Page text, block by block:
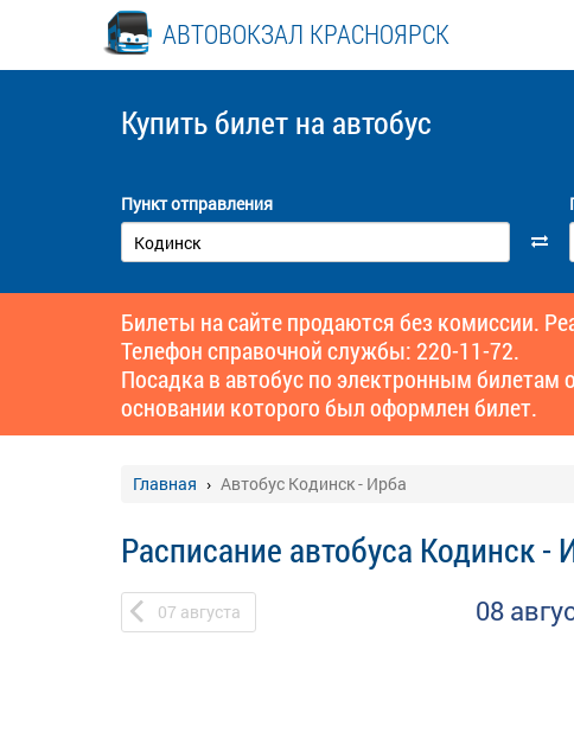
АВТОВОКЗАЛ КРАСНОЯРСК
Купить билет на автобус
Пункт отправления
Билеты на сайте продаются без комиссии.
Телефон справочной службы: 220-11-72.
Посадка в автобус по электронным билетам
основании которого был оформлен билет.
Главная Автобус Кодинск - Ирба
Расписание автобуса Кодинск -
07 августа 08